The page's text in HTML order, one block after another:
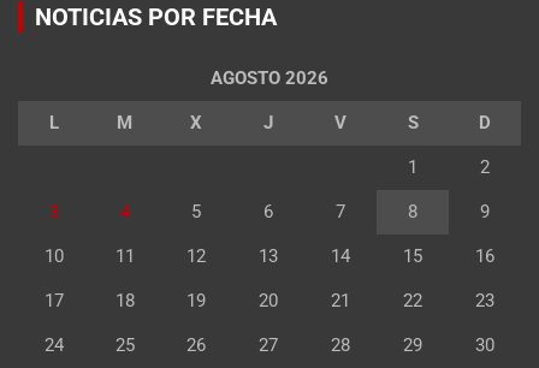
NOTICIAS POR FECHA
AGOSTO 2026
L M X J V S D
1 2
3 4 5 6 7 8 9
10 11 12 13 14 15 16
17 18 19 20 21 22 23
24 25 26 27 28 29 30